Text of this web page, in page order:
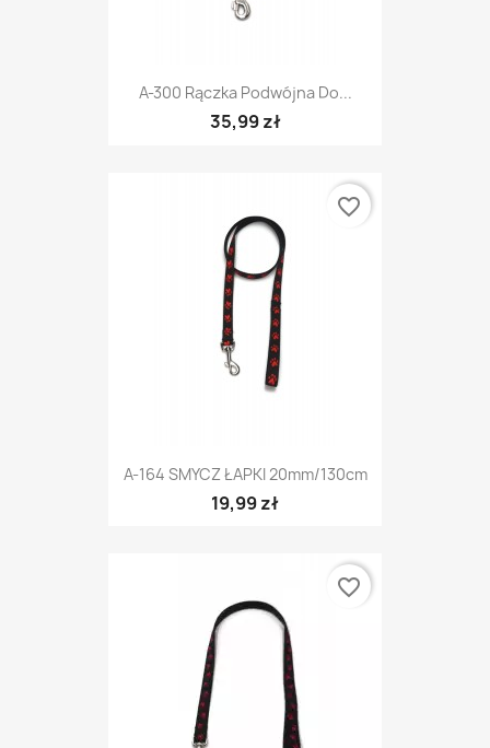
A-300 Rączka Podwójna Do...
35,99 zł
A-164 SMYCZ ŁAPKI 20mm/130cm
19,99 zł
favorite_border
favorite_border